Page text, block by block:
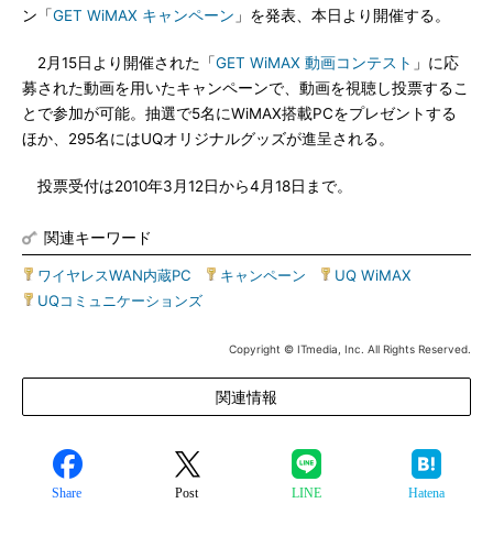
ン「GET WiMAX キャンペーン 」を発表、本日より開催する。
2月15日より開催された「GET WiMAX 動画コンテスト 」に応
募された動画を用いたキャンペーンで、動画を視聴し投票するこ
とで参加が可能。抽選で5名にWiMAX搭載PCをプレゼントする
ほか、295名にはUQオリジナルグッズが進呈される。
投票受付は2010年3月12日から4月18日まで。
関連キーワード
ワイヤレスWAN内蔵PC キャンペーン UQ WiMAX
UQコミュニケーションズ
Copyright © ITmedia, Inc. All Rights Reserved.
関連情報
Share Post LINE Hatena